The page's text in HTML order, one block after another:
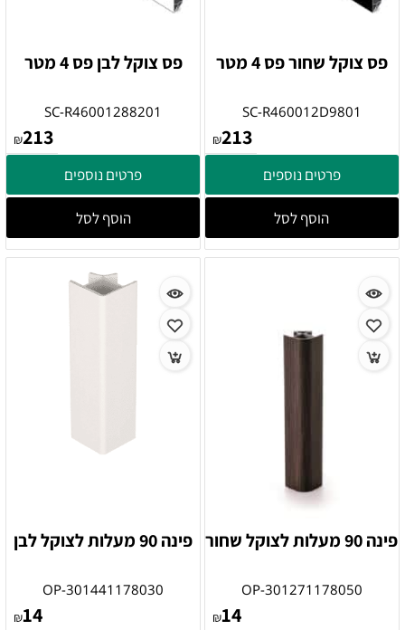
פס צוקל שחור פס 4 מטר
SC-R460012D9801
₪213
פרטים נוספים
הוסף לסל
פס צוקל לבן פס 4 מטר
SC-R46001288201
₪213
פרטים נוספים
הוסף לסל
פינה 90 מעלות לצוקל שחור
OP-301271178050
₪14
פינה 90 מעלות לצוקל לבן
OP-301441178030
₪14